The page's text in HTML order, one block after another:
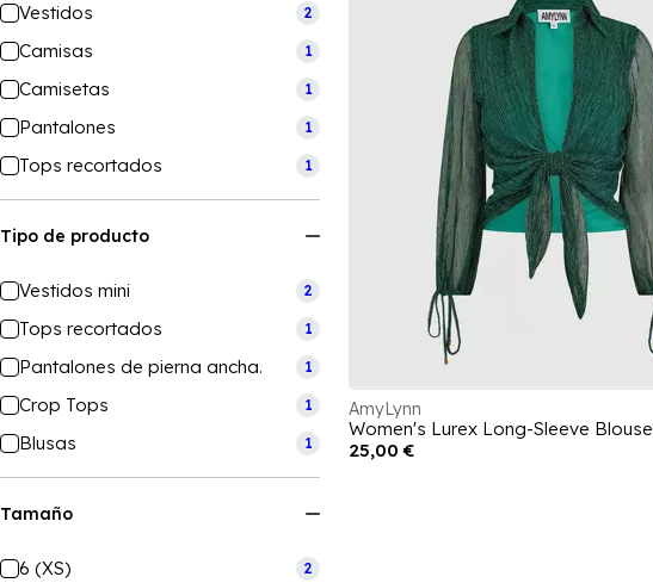
Vestidos 2
Camisas 1
Camisetas 1
Pantalones 1
Tops recortados 1
Tipo de producto
Vestidos mini 2
Tops recortados 1
Pantalones de pierna ancha. 1
Crop Tops 1
Blusas 1
Tamaño
6 (XS) 2
AmyLynn
Women's Lurex Long-Sleeve Blouse
25,00 €